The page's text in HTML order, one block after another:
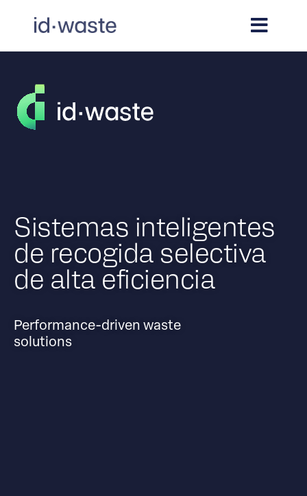
Sistemas inteligentes
de recogida selectiva
de alta eficiencia​
Performance-driven waste
solutions